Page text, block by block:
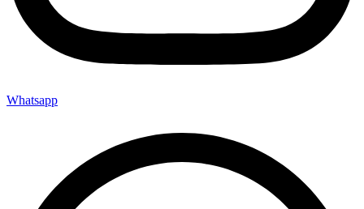
Whatsapp